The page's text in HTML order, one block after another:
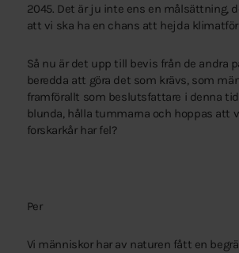
2045. Det är ju inte ens en målsättning,
att vi ska ha en chans att hejda
Så nu är det upp till bevis från de andra
beredda att göra det som krävs, som
framförallt som beslutsfattare i denna
blunda, hålla tummarna och hoppas att
forskarkår har fel?
Per
Vi människor har av naturen fått en